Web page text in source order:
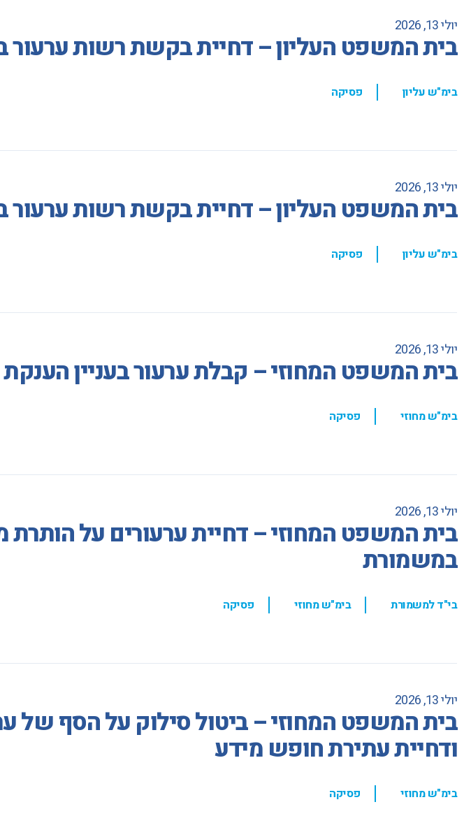
יולי 13, 2026
בית המשפט העליון – דחיית בקשת רשות ערעור
בימ"ש עליון , פסיקה
יולי 13, 2026
בית המשפט העליון – דחיית בקשת רשות ערעור
בימ"ש עליון , פסיקה
יולי 13, 2026
בית המשפט המחוזי – קבלת ערעור בעניין הענקת רישיון א/5
בימ"ש מחוזי , פסיקה
יולי 13, 2026
בית המשפט המחוזי – דחיית ערעורים על
במשמורת
בי"ד למשמורת בימ"ש מחוזי , פסיקה
יולי 13, 2026
בית המשפט המחוזי – ביטול סילוק על הסף של
ודחיית עתירת חופש מידע
בימ"ש מחוזי , פסיקה